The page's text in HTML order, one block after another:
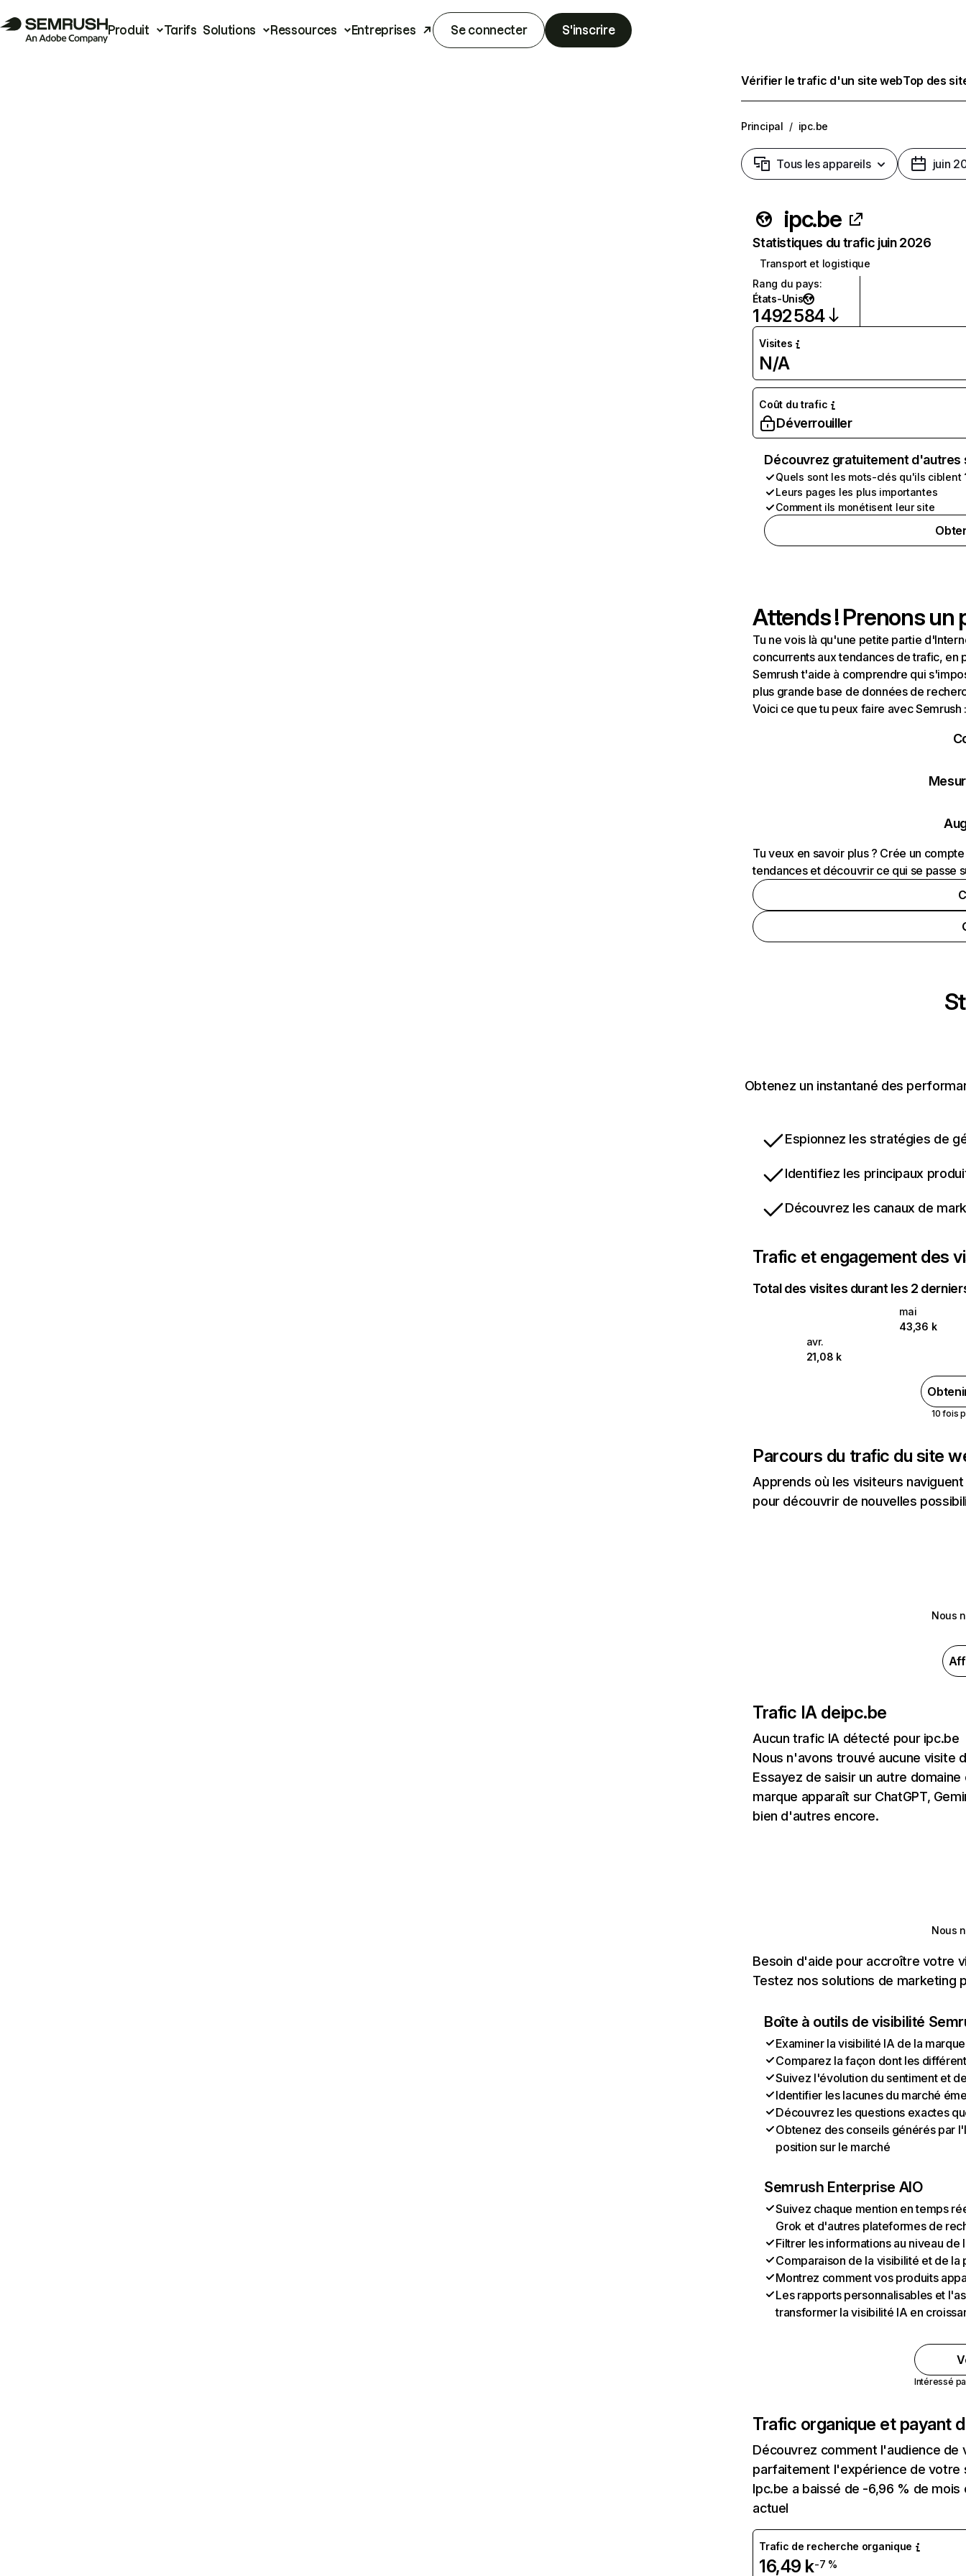
Produit Tarifs Solutions Ressources Entreprises Se connecter S'inscrire
Vérifier le trafic d'un site webTop des
Principal / ipc.be
Tous les appareils juin
ipc.be
Statistiques du trafic juin 2026
Transport et logistique
Rang du pays:
États-Unis
1 492 584
Visites
N/A
Coût du trafic
Déverrouiller
Découvrez gratuitement
Quels sont les mots-clés qu'ils ciblent
Leurs pages les plus importantes
Comment ils monétisent leur site
Attends ! Prenons un
Tu ne vois là qu'une petite partie
concurrents aux tendances de trafic, en
Semrush t'aide à comprendre qui
plus grande base de données de
Voici ce que tu peux faire avec Semrush
Tu veux en savoir plus ? Crée un
tendances et découvrir ce qui se passe
Obtenez un instantané des
Espionnez les stratégies de
Identifiez les principaux
Découvrez les canaux de
Trafic et engagement des
Total des visites durant les 2
mai
43,36 k
avr.
21,08 k
10 fois
Parcours du trafic du site
Apprends où les visiteurs
pour découvrir de nouvelles
Nous
Trafic IA deipc.be
Aucun trafic IA détecté pour ipc.be
Nous n'avons trouvé aucune visite
Essayez de saisir un autre
marque apparaît sur ChatGPT,
bien d'autres encore.
Nous
Besoin d'aide pour accroître votre
Testez nos solutions de marketing
Boîte à outils de visibilité
Examiner la visibilité IA de la marque
Comparez la façon dont les
Suivez l'évolution du sentiment et
Identifier les lacunes du marché
Découvrez les questions exactes
Obtenez des conseils générés par
position sur le marché
Semrush Enterprise AIO
Suivez chaque mention en temps
Grok et d'autres plateformes de
Filtrer les informations au niveau
Comparaison de la visibilité et de
Montrez comment vos produits
Les rapports personnalisables et
transformer la visibilité IA en
Intéressé
Trafic organique et payant
Découvrez comment l'audience
parfaitement l'expérience de votre
Ipc.be a baissé de -6,96 % de
actuel
Trafic de recherche organique
16,49 k-7 %